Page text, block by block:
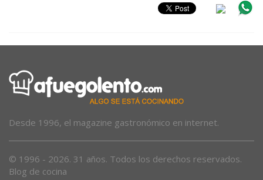
Desde 1996, el magazine gastronómico en internet.
© 1996 - 2026. 31 años. Todos los derechos reservados.
Blog de cocina